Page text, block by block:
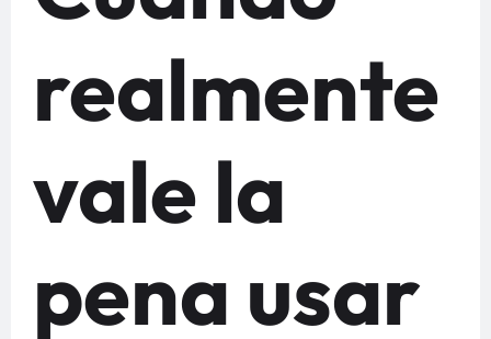
realmente
vale la
pena usar